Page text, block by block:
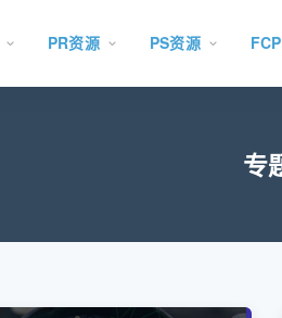
PR资源 PS资源
专